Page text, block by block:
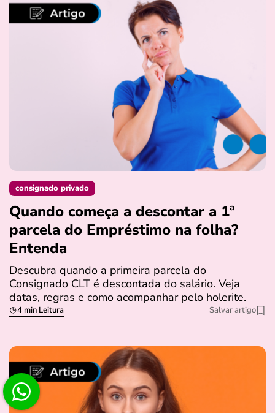
consignado privado
Quando começa a descontar a 1ª
parcela do Empréstimo na folha?
Entenda
Descubra quando a primeira parcela do
Consignado CLT é descontada do salário. Veja
datas, regras e como acompanhar pelo holerite.
4 min Leitura Salvar artigo